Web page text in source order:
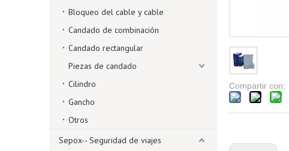
Bloqueo del cable y cable
Candado de combinación
Candado rectangular
Piezas de candado
Cilindro
Gancho
Otros
Sepox-- Seguridad de viajes
Compartir con: